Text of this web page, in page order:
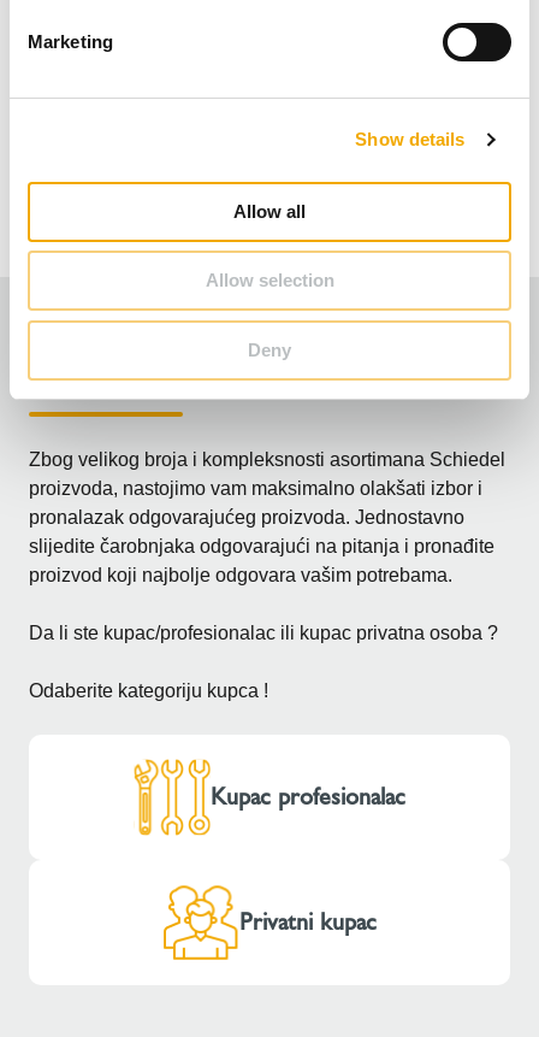
Marketing
Show details
Allow all
Allow selection
Deny
Dimovodno-dozračni izolirani čelični sustav
Pronađite odgovarajući proizvod !
Zbog velikog broja i kompleksnosti asortimana Schiedel
proizvoda, nastojimo vam maksimalno olakšati izbor i
pronalazak odgovarajućeg proizvoda. Jednostavno
slijedite čarobnjaka odgovarajući na pitanja i pronađite
proizvod koji najbolje odgovara vašim potrebama.
Da li ste kupac/profesionalac ili kupac privatna osoba ?
Odaberite kategoriju kupca !
Kupac profesionalac
Privatni kupac